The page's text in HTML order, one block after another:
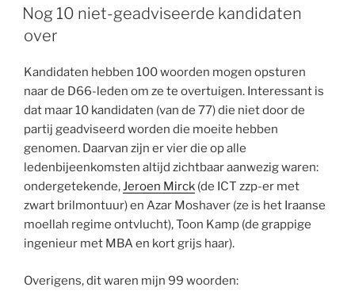
OP
Nog 10 niet-geadviseerde kandidaten
over
Kandidaten hebben 100 woorden mogen opsturen
naar de D66-leden om ze te overtuigen. Interessant is
dat maar 10 kandidaten (van de 77) die niet door de
partij geadviseerd worden die moeite hebben
genomen. Daarvan zijn er vier die op alle
ledenbijeenkomsten altijd zichtbaar aanwezig waren:
ondergetekende,Jeroen Mirck (de ICT zzp-er met
zwart brilmontuur) en Azar Moshaver (ze is het Iraanse
moellah regime ontvlucht), Toon Kamp (de grappige
ingenieur met MBA en kort grijs haar).
Overigens, dit waren mijn 99 woorden: